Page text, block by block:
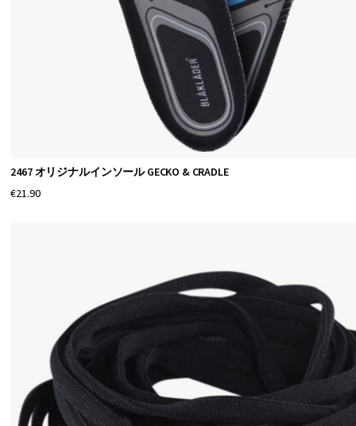
2467 オリジナルインソール GECKO & CRADLE
€21.90